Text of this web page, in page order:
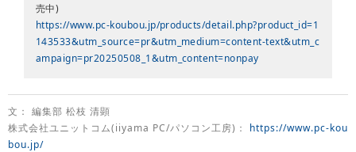
売中)
https://www.pc-koubou.jp/products/detail.php?product_id=1
143533&utm_source=pr&utm_medium=content-text&utm_c
ampaign=pr20250508_1&utm_content=nonpay
文： 編集部 松枝 清顕
株式会社ユニットコム(iiyama PC/パソコン工房)： https://www.pc-kou
bou.jp/